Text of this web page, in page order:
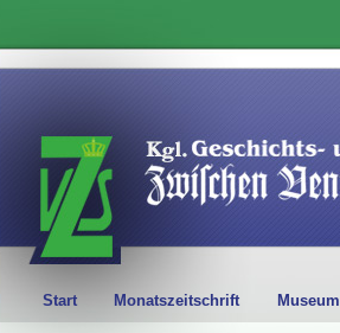
Start Monatszeitschrift Museum